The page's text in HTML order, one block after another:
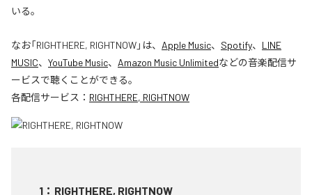
いる。
なお「RIGHTHERE, RIGHTNOW」は、 Apple Music、 Spotify、 LINE
MUSIC、 YouTube Music、 Amazon Music Unlimitedなどの音楽配信サ
ービスで聴くことができる。
各配信サービス： RIGHTHERE, RIGHTNOW
1 ： RIGHTHERE, RIGHTNOW